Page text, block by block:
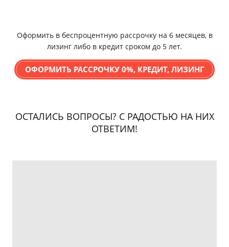
Оформить в беспроцентную рассрочку на 6 месяцев, в
лизинг либо в кредит сроком до 5 лет.
ОФОРМИТЬ РАССРОЧКУ 0%, КРЕДИТ, ЛИЗИНГ
ОСТАЛИСЬ ВОПРОСЫ? С РАДОСТЬЮ НА НИХ
ОТВЕТИМ!